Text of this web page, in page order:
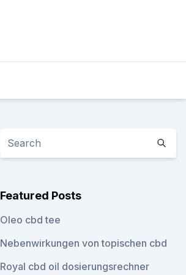
Featured Posts
Oleo cbd tee
Nebenwirkungen von topischen cbd
Royal cbd oil dosierungsrechner